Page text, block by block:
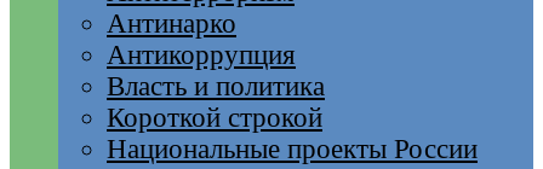
Антинарко
Антикоррупция
Власть и политика
Короткой строкой
Национальные проекты России